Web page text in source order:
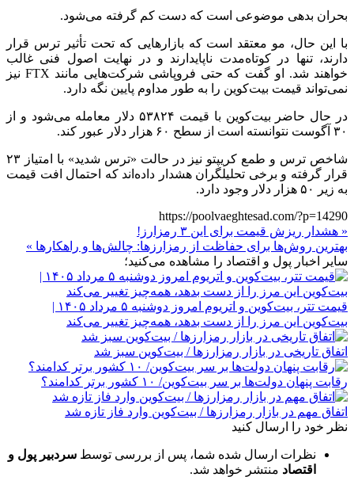
بحران بدهی موضوعی است که دست کم گرفته می‌شود.
با این حال، مو معتقد است که بازارهایی که تحت تأثیر ترس قرار
دارند، تنها در کوتاه‌مدت ناپایدارند و در نهایت اصول فنی غالب
خواهند شد. او گفت که حتی فروپاشی شرکت‌هایی مانند FTX نیز
نمی‌تواند قیمت بیت‌کوین را به طور مداوم پایین نگه دارد.
در حال حاضر بیت‌کوین با قیمت ۵۳۸۲۴ دلار معامله می‌شود و از
۳۰ آگوست نتوانسته است از سطح ۶۰ هزار دلار عبور کند.
شاخص ترس و طمع کریپتو نیز در حالت «ترس شدید» با امتیاز ۲۳
قرار گرفته و برخی تحلیلگران هشدار داده‌اند که احتمال افت قیمت
به زیر ۵۰ هزار دلار وجود دارد.
https://poolvaeghtesad.com/?p=14290
« هشدار ریزش قیمت برای این ۳ رمزارز!
بهترین روش‌ها برای حفاظت از رمزارزها: چالش‌ها و راهکارها »
سایر اخبار پول و اقتصاد را مشاهده می‌کنید؛
قیمت تتر، بیت‌کوین و اتریوم امروز دوشنبه ۵ مرداد ۱۴۰۵ |
بیت‌کوین این مرز را از دست بدهد، همه‌چیز تغییر می‌کند
اتفاق تاریخی در بازار رمزارزها / بیت‌کوین سبز شد
رقابت پنهان دولت‌ها بر سر بیت‌کوین/ ۱۰ کشور برتر کدامند؟
اتفاق مهم در بازار رمزارزها / بیت‌کوین وارد فاز تازه شد
نظر خود را ارسال کنید
نظرات ارسال شده شما، پس از بررسی توسط سردبیر پول و
اقتصاد منتشر خواهد شد.